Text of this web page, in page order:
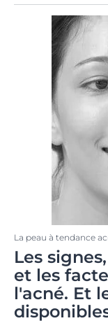
La peau à tendance
Les
et les
l'acné. Et